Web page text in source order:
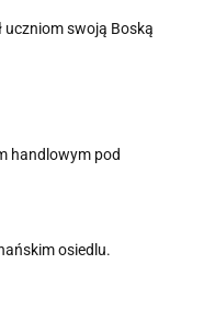
uczniom swoją Boską
handlowym pod
osiedlu.